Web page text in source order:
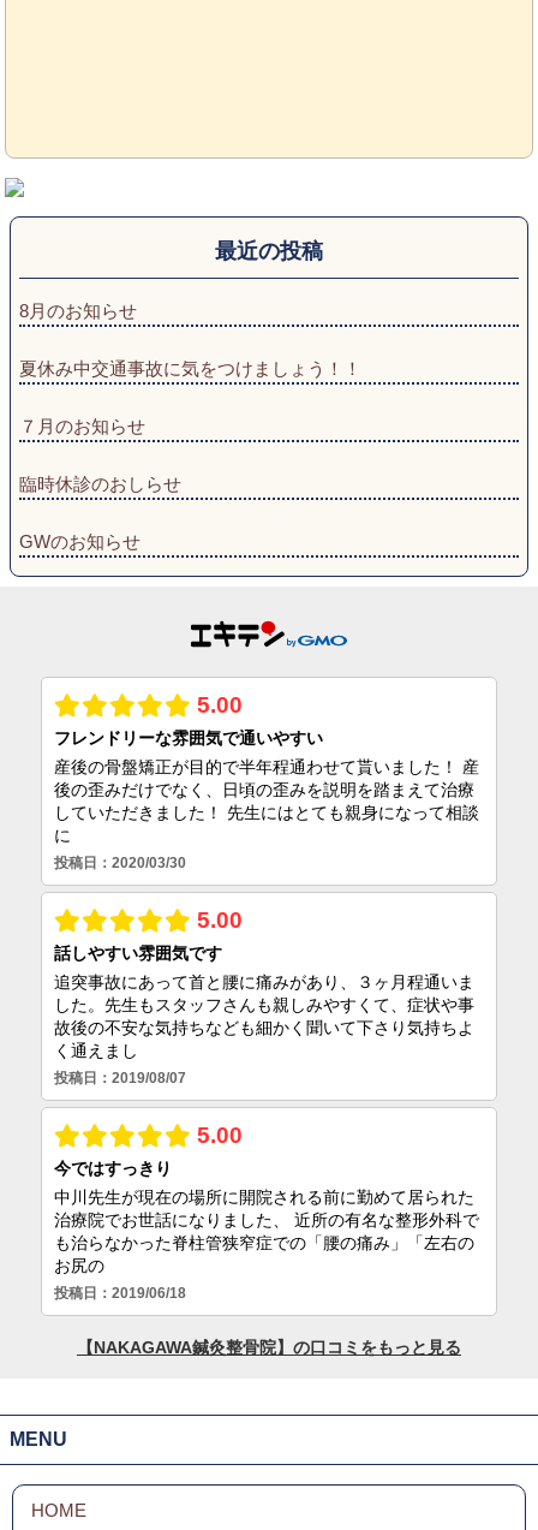
最近の投稿
8月のお知らせ
夏休み中交通事故に気をつけましょう！！
７月のお知らせ
臨時休診のおしらせ
GWのお知らせ
MENU